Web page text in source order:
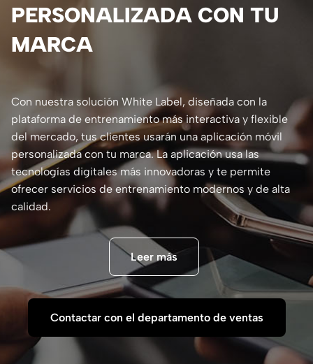
PERSONALIZADA CON TU
MARCA
Con nuestra solución White Label, diseñada con la
plataforma de entrenamiento más interactiva y flexible
del mercado, tus clientes usarán una aplicación móvil
personalizada con tu marca. La aplicación usa las
tecnologías digitales más innovadoras y te permite
ofrecer servicios de entrenamiento modernos y de alta
calidad.
Leer más
Contactar con el departamento de ventas